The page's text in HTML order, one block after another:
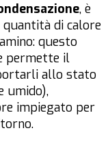
, è
di calore
questo
permette il
allo stato
umido),
impiegato per